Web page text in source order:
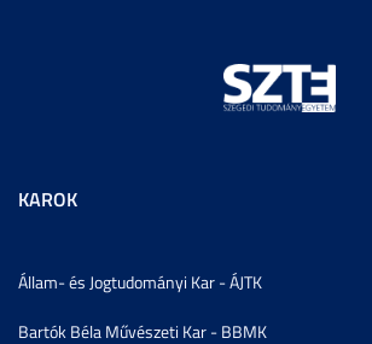
KAROK
Állam- és Jogtudományi Kar - ÁJTK
Bartók Béla Művészeti Kar - BBMK